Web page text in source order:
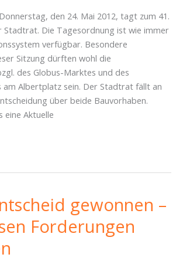
den 24. Mai 2012, tagt zum 41.
Stadtrat. Die Tagesordnung ist wie immer
verfügbar. Besondere
Sitzung dürften wohl die
des Globus-Marktes und des
am Albertplatz sein. Der Stadtrat fällt an
über beide Bauvorhaben.
eine Aktuelle
gewonnen –
Forderungen